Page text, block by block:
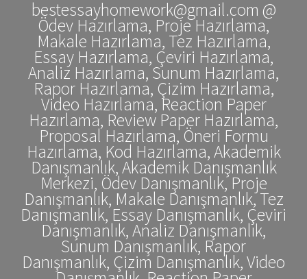
bestessayhomework@gmail.com @
Ödev Hazırlama, Proje Hazırlama,
Makale Hazırlama, Tez Hazırlama,
Essay Hazırlama, Çeviri Hazırlama,
Analiz Hazırlama, Sunum Hazırlama,
Rapor Hazırlama, Çizim Hazırlama,
Video Hazırlama, Reaction Paper
Hazırlama, Review Paper Hazırlama,
Proposal Hazırlama, Öneri Formu
Hazırlama, Kod Hazırlama, Akademik
Danışmanlık, Akademik Danışmanlık
Merkezi, Ödev Danışmanlık, Proje
Danışmanlık, Makale Danışmanlık, Tez
Danışmanlık, Essay Danışmanlık, Çeviri
Danışmanlık, Analiz Danışmanlık,
Sunum Danışmanlık, Rapor
Danışmanlık, Çizim Danışmanlık, Video